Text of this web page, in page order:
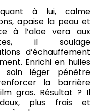
à lui, calme
apaise la peau et
à l’aloe vera aux
il soulage
d’échauffement
Enrichi en huiles
léger pénètre
la barrière
gras. Résultat ? Il
plus frais et